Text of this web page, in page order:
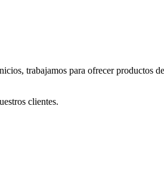
trabajamos para ofrecer productos
clientes.